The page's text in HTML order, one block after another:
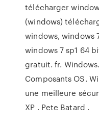
télécharger
(windows)
windows, windows
windows 7 sp1 64
gratuit. fr.
Composants OS.
une meilleure
XP . Pete Batard .